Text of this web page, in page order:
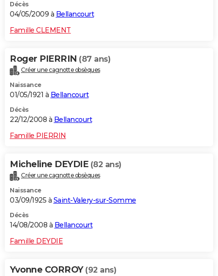
Décès
04/05/2009 à Bellancourt
Famille CLEMENT
Roger PIERRIN (87 ans)
Créer une cagnotte obsèques
Naissance
01/05/1921 à Bellancourt
Décès
22/12/2008 à Bellancourt
Famille PIERRIN
Micheline DEYDIE (82 ans)
Créer une cagnotte obsèques
Naissance
03/09/1925 à Saint-Valery-sur-Somme
Décès
14/08/2008 à Bellancourt
Famille DEYDIE
Yvonne CORROY (92 ans)